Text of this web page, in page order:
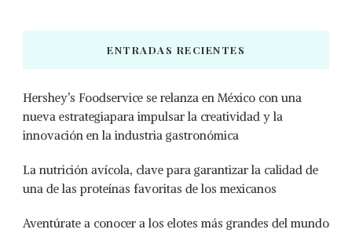
ENTRADAS RECIENTES
Hershey’s Foodservice se relanza en México con una
nueva estrategiapara impulsar la creatividad y la
innovación en la industria gastronómica
La nutrición avícola, clave para garantizar la calidad de
una de las proteínas favoritas de los mexicanos
Aventúrate a conocer a los elotes más grandes del mundo